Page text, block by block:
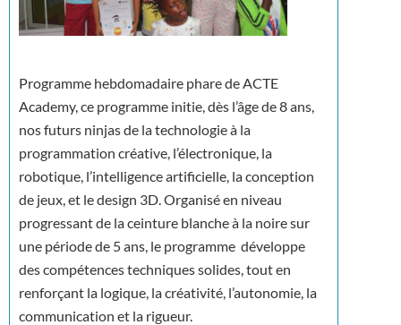
Programme hebdomadaire phare de ACTE
Academy, ce programme initie, dès l’âge de 8 ans,
nos futurs ninjas de la technologie à la
programmation créative, l’électronique, la
robotique, l’intelligence artificielle, la conception
de jeux, et le design 3D. Organisé en niveau
progressant de la ceinture blanche à la noire sur
une période de 5 ans, le programme développe
des compétences techniques solides, tout en
renforçant la logique, la créativité, l’autonomie, la
communication et la rigueur.